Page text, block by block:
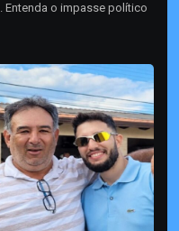
Entenda o impasse político